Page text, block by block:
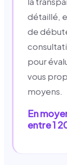
détaillé,
de
pour
vous
moyens.
En
entre 1